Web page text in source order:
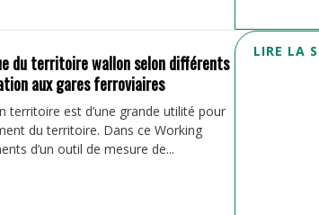
du territoire wallon selon différents
aux gares ferroviaires
territoire est d’une grande utilité pour
du territoire. Dans ce Working
d’un outil de mesure de...
LIRE LA